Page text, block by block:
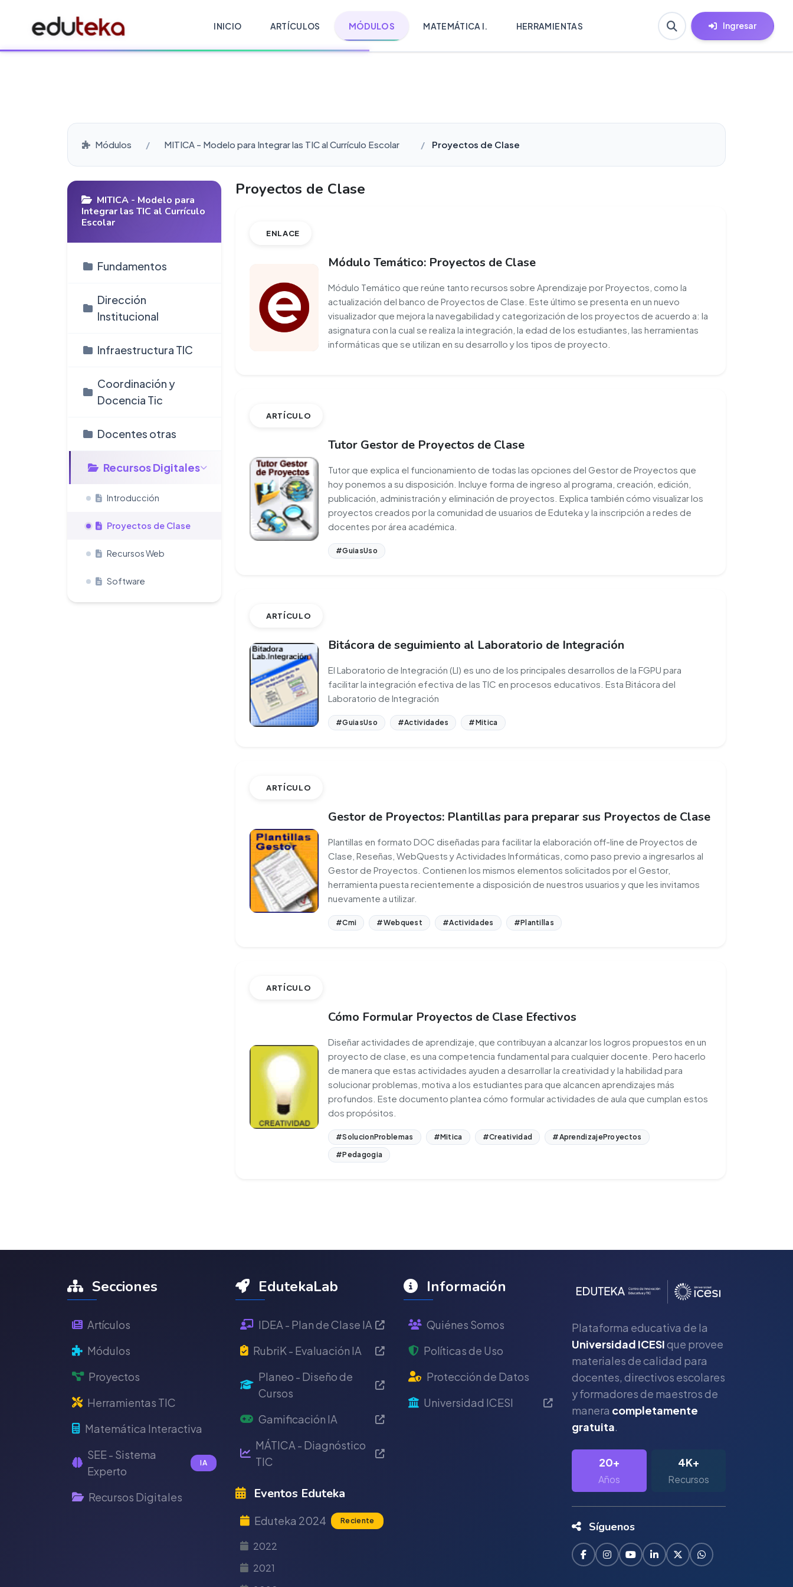
INICIO ARTÍCULOS MÓDULOS MATEMÁTICA I. HERRAMIENTAS Ingresar
Módulos MITICA - Modelo para Integrar las TIC al Currículo Escolar Proyectos de Clase
MITICA - Modelo para
Integrar las TIC al Currículo
Escolar
Fundamentos
Dirección
Institucional
Infraestructura TIC
Coordinación y
Docencia Tic
Docentes otras
Recursos Digitales
Introducción
Proyectos de Clase
Recursos Web
Software
Proyectos de Clase
ENLACE
Módulo Temático: Proyectos de Clase
Módulo Temático que reúne tanto recursos sobre Aprendizaje por Proyectos, como la
actualización del banco de Proyectos de Clase. Este último se presenta en un nuevo
visualizador que mejora la navegabilidad y categorización de los proyectos de acuerdo a: la
asignatura con la cual se realiza la integración, la edad de los estudiantes, las herramientas
informáticas que se utilizan en su desarrollo y los tipos de proyecto.
ARTÍCULO
Tutor Gestor de Proyectos de Clase
Tutor que explica el funcionamiento de todas las opciones del Gestor de Proyectos que
hoy ponemos a su disposición. Incluye forma de ingreso al programa, creación, edición,
publicación, administración y eliminación de proyectos. Explica también cómo visualizar los
proyectos creados por la comunidad de usuarios de Eduteka y la inscripción a redes de
docentes por área académica.
#GuiasUso
ARTÍCULO
Bitácora de seguimiento al Laboratorio de Integración
El Laboratorio de Integración (LI) es uno de los principales desarrollos de la FGPU para
facilitar la integración efectiva de las TIC en procesos educativos. Esta Bitácora del
Laboratorio de Integración
#GuiasUso #Actividades #Mitica
ARTÍCULO
Gestor de Proyectos: Plantillas para preparar sus Proyectos de Clase
Plantillas en formato DOC diseñadas para facilitar la elaboración off-line de Proyectos de
Clase, Reseñas, WebQuests y Actividades Informáticas, como paso previo a ingresarlos al
Gestor de Proyectos. Contienen los mismos elementos solicitados por el Gestor,
herramienta puesta recientemente a disposición de nuestros usuarios y que les invitamos
nuevamente a utilizar.
#Cmi #Webquest #Actividades #Plantillas
ARTÍCULO
Cómo Formular Proyectos de Clase Efectivos
Diseñar actividades de aprendizaje, que contribuyan a alcanzar los logros propuestos en un
proyecto de clase, es una competencia fundamental para cualquier docente. Pero hacerlo
de manera que estas actividades ayuden a desarrollar la creatividad y la habilidad para
solucionar problemas, motiva a los estudiantes para que alcancen aprendizajes más
profundos. Este documento plantea cómo formular actividades de aula que cumplan estos
dos propósitos.
#SolucionProblemas #Mitica #Creatividad
#AprendizajeProyectos
#Pedagogia
Secciones
Artículos
Módulos
Proyectos
Herramientas TIC
Matemática Interactiva
SEE - Sistema
Experto
IA
Recursos Digitales
EdutekaLab
IDEA - Plan de Clase IA
RubriK - Evaluación IA
Planeo - Diseño de
Cursos
Gamificación IA
MÁTICA - Diagnóstico
TIC
Eventos Eduteka
Eduteka 2024 Reciente
2022
2021
Información
Quiénes Somos
Políticas de Uso
Protección de Datos
Universidad ICESI
Plataforma educativa de la
Universidad ICESIque provee
materiales de calidad para
docentes, directivos escolares
y formadores de maestros de
manera completamente
gratuita.
20+
Años
4K+
Recursos
Síguenos